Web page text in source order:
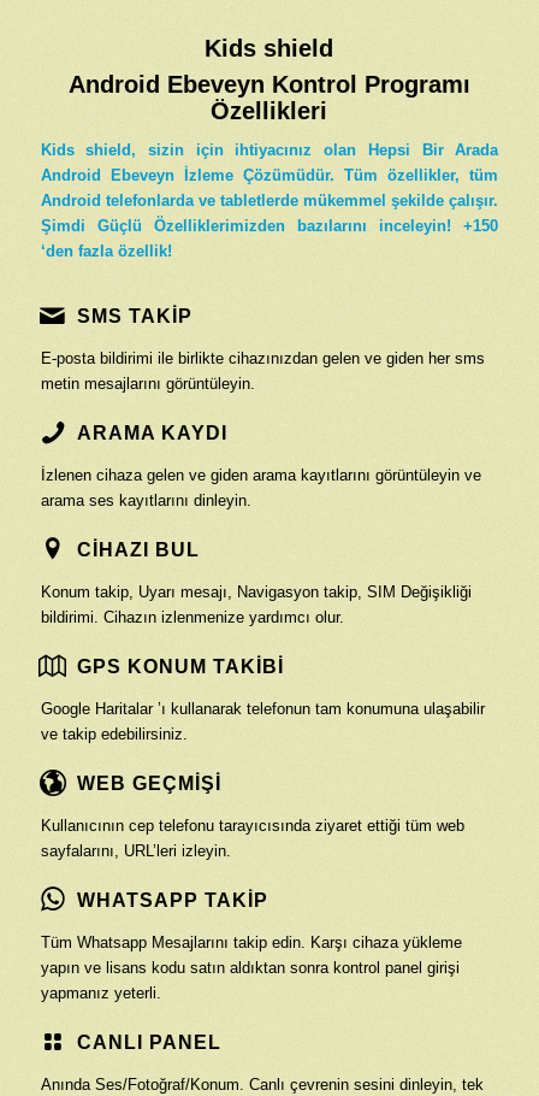
Kids shield
Android Ebeveyn Kontrol Programı
Özellikleri
Kids shield, sizin için ihtiyacınız olan Hepsi Bir Arada
Android Ebeveyn İzleme Çözümüdür. Tüm özellikler, tüm
Android telefonlarda ve tabletlerde mükemmel şekilde çalışır.
Şimdi Güçlü Özelliklerimizden bazılarını inceleyin! +150
‘den fazla özellik!
SMS TAKİP
E-posta bildirimi ile birlikte cihazınızdan gelen ve giden her sms
metin mesajlarını görüntüleyin.
ARAMA KAYDI
İzlenen cihaza gelen ve giden arama kayıtlarını görüntüleyin ve
arama ses kayıtlarını dinleyin.
CİHAZI BUL
Konum takip, Uyarı mesajı, Navigasyon takip, SIM Değişikliği
bildirimi. Cihazın izlenmenize yardımcı olur.
GPS KONUM TAKİBİ
Google Haritalar ’ı kullanarak telefonun tam konumuna ulaşabilir
ve takip edebilirsiniz.
WEB GEÇMİŞİ
Kullanıcının cep telefonu tarayıcısında ziyaret ettiği tüm web
sayfalarını, URL’leri izleyin.
WHATSAPP TAKİP
Tüm Whatsapp Mesajlarını takip edin. Karşı cihaza yükleme
yapın ve lisans kodu satın aldıktan sonra kontrol panel girişi
yapmanız yeterli.
CANLI PANEL
Anında Ses/Fotoğraf/Konum. Canlı çevrenin sesini dinleyin, tek